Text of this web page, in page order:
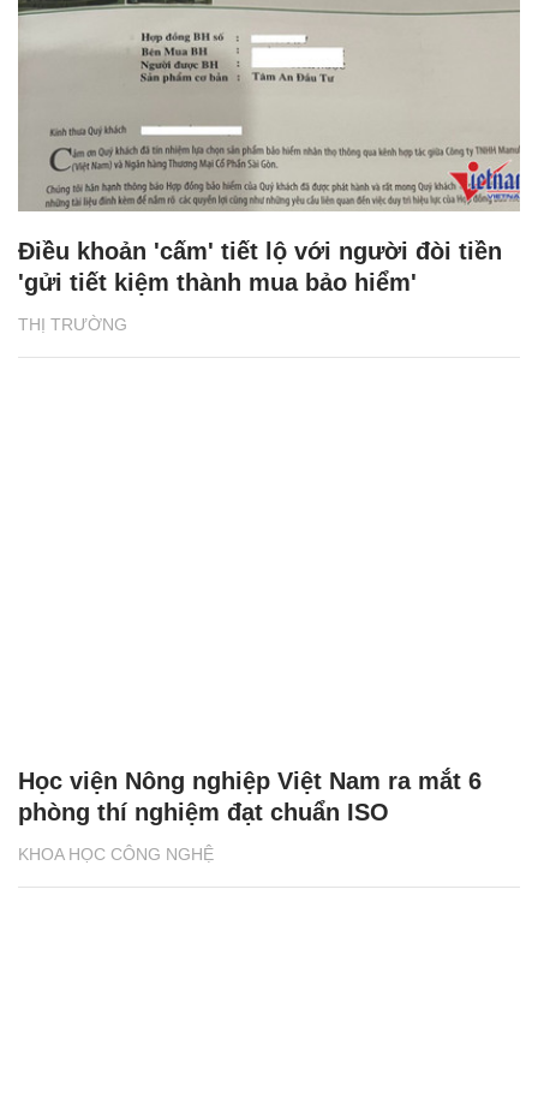
THỊ TRƯỜNG
Điều khoản 'cấm' tiết lộ với người đòi tiền
'gửi tiết kiệm thành mua bảo hiểm'
KHOA HỌC CÔNG NGHỆ
Học viện Nông nghiệp Việt Nam ra mắt 6
phòng thí nghiệm đạt chuẩn ISO